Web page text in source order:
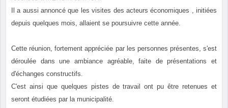
Il a aussi annoncé que les visites des acteurs économiques , initiées
depuis quelques mois, allaient se poursuivre cette année.
Cette réunion, fortement appréciée par les personnes présentes, s'est
déroulée dans une ambiance agréable, faite de présentations et
d'échanges constructifs.
C'est ainsi que quelques pistes de travail ont pu être retenues et
seront étudiées par la municipalité.